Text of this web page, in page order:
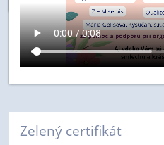
Zelený certifikát